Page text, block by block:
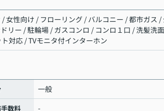
女性向け / フローリング / バルコニー / 都市ガス /
リー / 駐輪場 / ガスコンロ / コンロ１口 / 洗髪洗
対応 / TVモニタ付インターホン
一般
数料 -